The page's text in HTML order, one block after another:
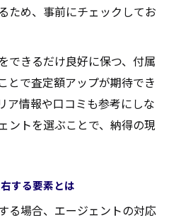
ため、事前にチェックしてお
できるだけ良好に保つ、付属
とで査定額アップが期待でき
ア情報や口コミも参考にしな
ントを選ぶことで、納得の現
する要素とは
る場合、エージェントの対応